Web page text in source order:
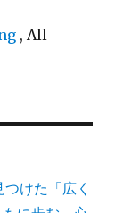
, All
けた「広く